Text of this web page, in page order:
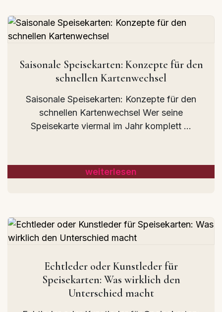
Saisonale Speisekarten: Konzepte für den
schnellen Kartenwechsel
Saisonale Speisekarten: Konzepte für den
schnellen Kartenwechsel Wer seine
Speisekarte viermal im Jahr komplett ...
weiterlesen
Echtleder oder Kunstleder für
Speisekarten: Was wirklich den
Unterschied macht